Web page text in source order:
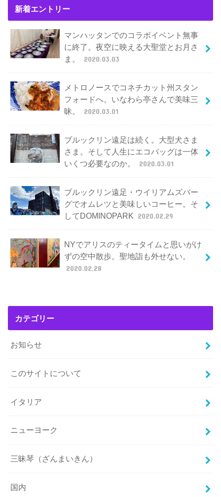
新着エントリー
マンハッタンでのコラボイベント無事
に終了。夜空に映える大聖堂とお月さ
ま。
2020.03.03
メトロノースでコネチカット州スタン
フォードへ。いなわら亭さんで美味三
昧。
2020.03.01
ブルックリン遠足は続く。大型犬さま
さま。そして人生にエコバッグは一体
いくつ必要なのか。
2020.03.01
ブルックリン遠足・ウイリアムズバー
グでオムレツと美味しいコーヒー。そ
してDOMINOPARK 2020.02.29
NYでアリスのティータイムと思いがけ
ずの空中散歩。聖地詣も外せない。
2020.02.28
カテゴリー
お知らせ
このサイトについて
イタリア
ニューヨーク
三昧琴（ざんまいきん）
国内